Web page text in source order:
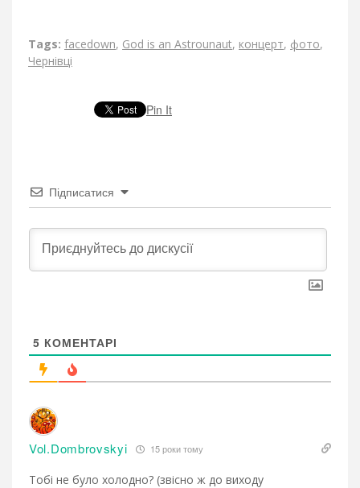
Tags: facedown, God is an Astrounaut, концерт, фото,
Чернівці
Pin It
Підписатися
5 КОМЕНТАРІ
Vol.Dombrovskyi 15 роки тому
Тобі не було холодно? (звісно ж до виходу